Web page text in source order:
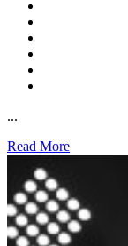
...
Read More